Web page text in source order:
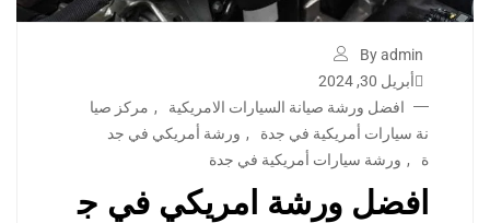
By admin
أبريل 30, 2024
افضل ورشة صيانة السيارات الامريكية
, مركز صيا
نة سيارات أمريكية في جدة
, ورشة أمريكي في جد
ة
, ورشة سيارات أمريكية في جدة
افضل ورشة امريكي في ج